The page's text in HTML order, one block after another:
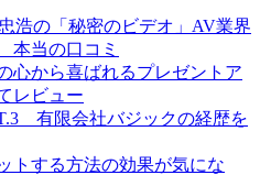
浩の「秘密のビデオ」AV業界
当の口コミ
心から喜ばれるプレゼントア
レビュー
有限会社バジックの経歴を
トする方法の効果が気にな